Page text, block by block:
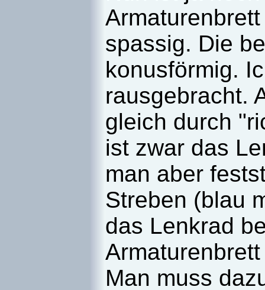
spassig. Die
konusförmig.
rausgebracht.
gleich durch
ist zwar das
man aber
Streben (blau
das Lenkrad
Man muss